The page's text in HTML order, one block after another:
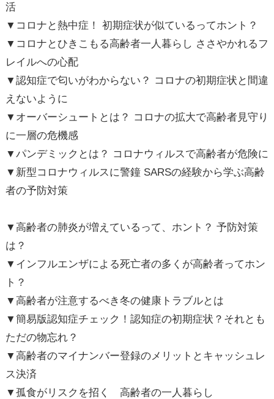
活
▼コロナと熱中症！ 初期症状が似ているってホント？
▼コロナとひきこもる高齢者一人暮らし ささやかれるフ
レイルへの心配
▼認知症で匂いがわからない？ コロナの初期症状と間違
えないように
▼オーバーシュートとは？ コロナの拡大で高齢者見守り
に一層の危機感
▼パンデミックとは？ コロナウィルスで高齢者が危険に
▼新型コロナウィルスに警鐘 SARSの経験から学ぶ高齢
者の予防対策
▼高齢者の肺炎が増えているって、ホント？ 予防対策
は？
▼インフルエンザによる死亡者の多くが高齢者ってホン
ト？
▼高齢者が注意するべき冬の健康トラブルとは
▼簡易版認知症チェック！認知症の初期症状？それとも
ただの物忘れ？
▼高齢者のマイナンバー登録のメリットとキャッシュレ
ス決済
▼孤食がリスクを招く 高齢者の一人暮らし